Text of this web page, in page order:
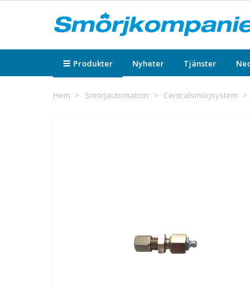
Produkter Nyheter Tjänster
Hem > Smörjautomation > Centralsmörjsystem >